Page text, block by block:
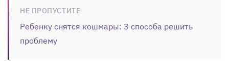
НЕ ПРОПУСТИТЕ
Ребенку снятся кошмары: 3 способа решить
проблему